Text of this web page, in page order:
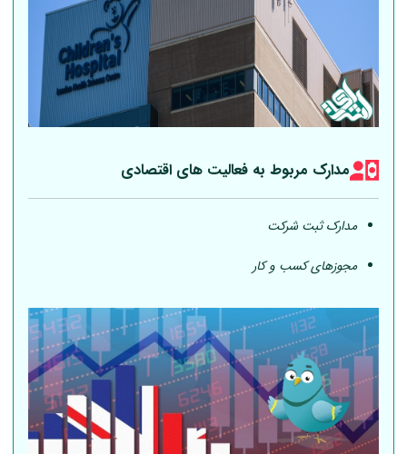
مدارک مربوط به فعالیت های اقتصادی
مدارک ثبت شرکت
مجوزهای کسب و کار